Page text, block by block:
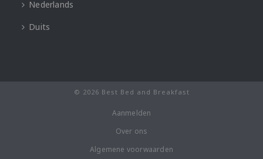
Nederlands
Duits
© 2026 Best Bed and Breakfast
Aanmelden
Over ons
Algemene voorwaarden